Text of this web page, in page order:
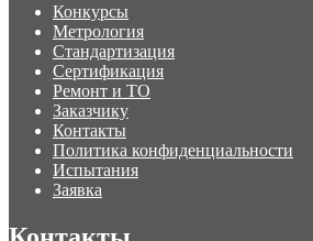
Конкурсы
Метрология
Стандартизация
Сертификация
Ремонт и ТО
Заказчику
Контакты
Политика конфиденциальности
Испытания
Заявка